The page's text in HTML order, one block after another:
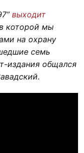
выходит
которой мы
на охрану
семь
издания общался